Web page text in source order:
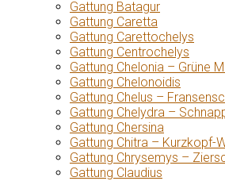
Gattung Batagur
Gattung Caretta
Gattung Carettochelys
Gattung Centrochelys
Gattung Chelonia – Grüne
Gattung Chelonoidis
Gattung Chelus –
Gattung Chelydra –
Gattung Chersina
Gattung Chitra – Kurzkopf-
Gattung Chrysemys –
Gattung Claudius